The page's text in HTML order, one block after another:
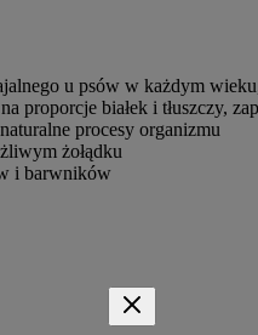
u psów w każdym
proporcje białek i tłuszczy,
procesy organizmu
żołądku
i barwników